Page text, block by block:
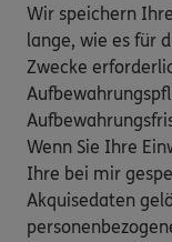
Wir speichern
lange, wie es für
Zwecke
Wenn Sie Ihre
Ihre bei mir
Akquisedaten